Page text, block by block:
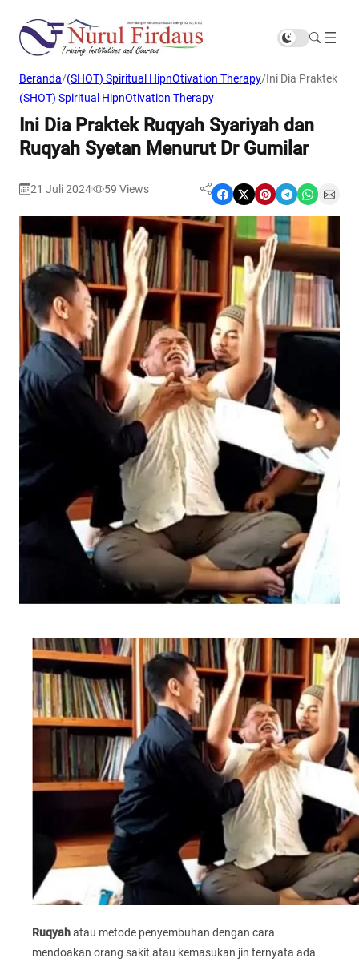
Beranda/(SHOT) Spiritual HipnOtivation Therapy/Ini Dia Praktek
(SHOT) Spiritual HipnOtivation Therapy
Ini Dia Praktek Ruqyah Syariyah dan
Ruqyah Syetan Menurut Dr Gumilar
21 Juli 2024 59 Views Share on Facebook Share on X Share on Pinterest Share on Telegram Share on WhatsApp Share on Email
Ruqyahatau metode penyembuhan dengan cara
mendoakan orang sakit atau kemasukan jin ternyata ada